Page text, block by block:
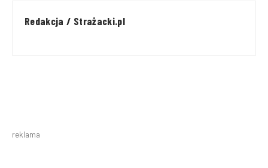
Redakcja / Strażacki.pl
reklama